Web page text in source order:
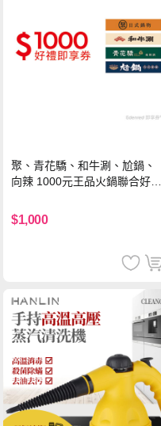
聚、青花驕、和牛涮、尬鍋、
向辣 1000元王品火鍋聯合好禮
$1,000